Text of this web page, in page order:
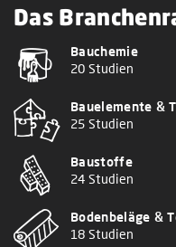
Das
Bauchemie
20 Studien
Bauelemente &
25 Studien
Baustoffe
24 Studien
Bodenbeläge &
18 Studien